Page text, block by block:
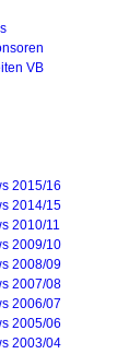
VB
2015/16
2014/15
2010/11
2009/10
2008/09
2007/08
2006/07
2005/06
2003/04